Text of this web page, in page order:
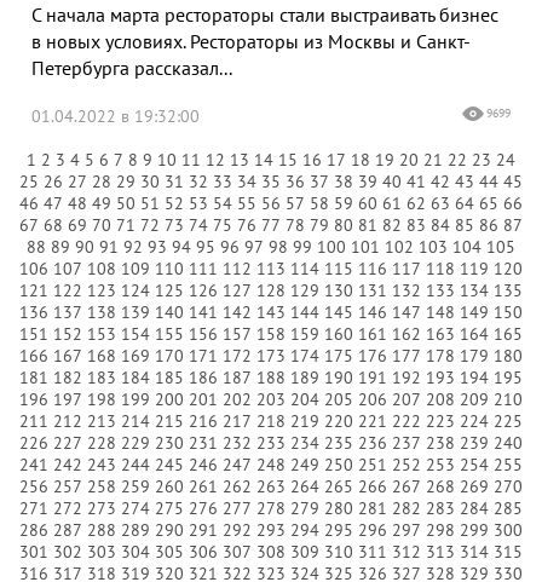
С начала марта рестораторы стали выстраивать бизнес
в новых условиях. Рестораторы из Москвы и Санкт-
Петербурга рассказал...
01.04.2022 в 19:32:00 9699
1 2 3 4 5 6 7 8 9 10 11 12 13 14 15 16 17 18 19 20 21 22 23 24
25 26 27 28 29 30 31 32 33 34 35 36 37 38 39 40 41 42 43 44 45
46 47 48 49 50 51 52 53 54 55 56 57 58 59 60 61 62 63 64 65 66
67 68 69 70 71 72 73 74 75 76 77 78 79 80 81 82 83 84 85 86 87
88 89 90 91 92 93 94 95 96 97 98 99 100 101 102 103 104 105
106 107 108 109 110 111 112 113 114 115 116 117 118 119 120
121 122 123 124 125 126 127 128 129 130 131 132 133 134 135
136 137 138 139 140 141 142 143 144 145 146 147 148 149 150
151 152 153 154 155 156 157 158 159 160 161 162 163 164 165
166 167 168 169 170 171 172 173 174 175 176 177 178 179 180
181 182 183 184 185 186 187 188 189 190 191 192 193 194 195
196 197 198 199 200 201 202 203 204 205 206 207 208 209 210
211 212 213 214 215 216 217 218 219 220 221 222 223 224 225
226 227 228 229 230 231 232 233 234 235 236 237 238 239 240
241 242 243 244 245 246 247 248 249 250 251 252 253 254 255
256 257 258 259 260 261 262 263 264 265 266 267 268 269 270
271 272 273 274 275 276 277 278 279 280 281 282 283 284 285
286 287 288 289 290 291 292 293 294 295 296 297 298 299 300
301 302 303 304 305 306 307 308 309 310 311 312 313 314 315
316 317 318 319 320 321 322 323 324 325 326 327 328 329 330